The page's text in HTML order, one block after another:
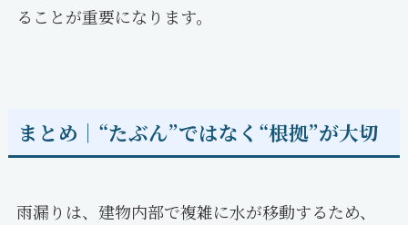
ることが重要になります。
まとめ｜“たぶん”ではなく“根拠”が大切
雨漏りは、建物内部で複雑に水が移動するため、